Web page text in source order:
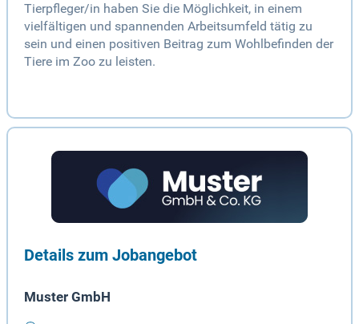
Tierpfleger/in haben Sie die Möglichkeit, in einem
vielfältigen und spannenden Arbeitsumfeld tätig zu
sein und einen positiven Beitrag zum Wohlbefinden der
Tiere im Zoo zu leisten.
Details zum Jobangebot
Muster GmbH